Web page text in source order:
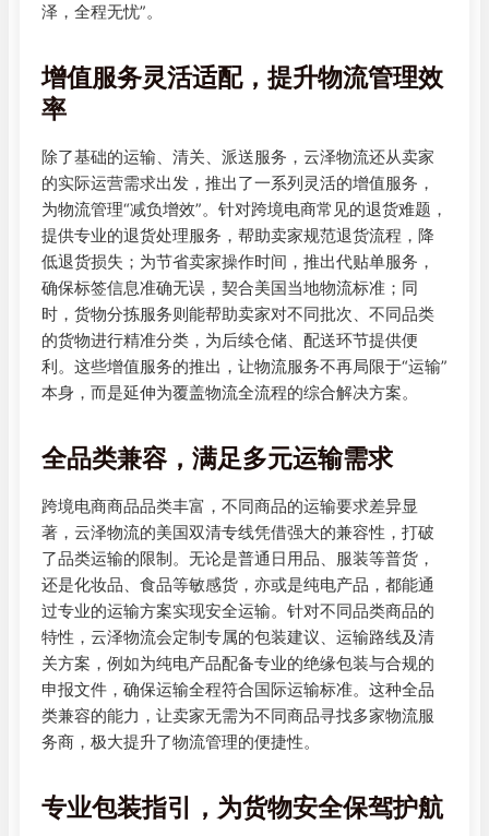
泽，全程无忧”。
增值服务灵活适配，提升物流管理效
率
除了基础的运输、清关、派送服务，云泽物流还从卖家
的实际运营需求出发，推出了一系列灵活的增值服务，
为物流管理“减负增效”。针对跨境电商常见的退货难题，
提供专业的退货处理服务，帮助卖家规范退货流程，降
低退货损失；为节省卖家操作时间，推出代贴单服务，
确保标签信息准确无误，契合美国当地物流标准；同
时，货物分拣服务则能帮助卖家对不同批次、不同品类
的货物进行精准分类，为后续仓储、配送环节提供便
利。这些增值服务的推出，让物流服务不再局限于“运输”
本身，而是延伸为覆盖物流全流程的综合解决方案。
全品类兼容，满足多元运输需求
跨境电商商品品类丰富，不同商品的运输要求差异显
著，云泽物流的美国双清专线凭借强大的兼容性，打破
了品类运输的限制。无论是普通日用品、服装等普货，
还是化妆品、食品等敏感货，亦或是纯电产品，都能通
过专业的运输方案实现安全运输。针对不同品类商品的
特性，云泽物流会定制专属的包装建议、运输路线及清
关方案，例如为纯电产品配备专业的绝缘包装与合规的
申报文件，确保运输全程符合国际运输标准。这种全品
类兼容的能力，让卖家无需为不同商品寻找多家物流服
务商，极大提升了物流管理的便捷性。
专业包装指引，为货物安全保驾护航